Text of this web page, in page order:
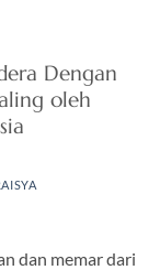
Dengan
oleh
dan memar dari